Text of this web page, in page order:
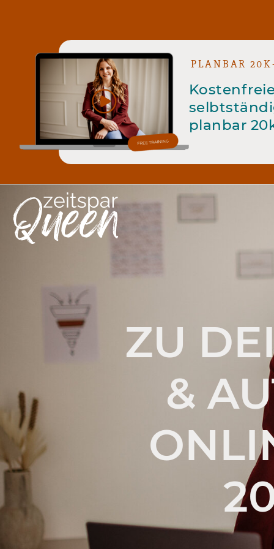
PLANBAR
planbar
ZU
&